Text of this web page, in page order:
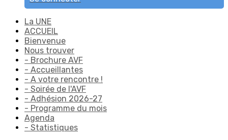
La UNE
ACCUEIL
Bienvenue
Nous trouver
- Brochure AVF
- Accueillantes
- A votre rencontre !
- Soirée de l'AVF
- Adhésion 2026-27
- Programme du mois
Agenda
- Statistiques